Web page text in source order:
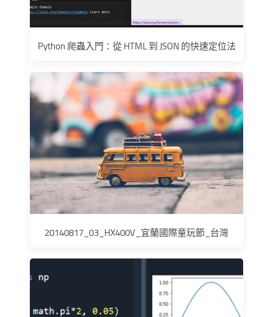
Python 爬蟲入門：從 HTML 到 JSON 的快速定位法
20140817_03_HX400V_宜蘭國際童玩節_台灣